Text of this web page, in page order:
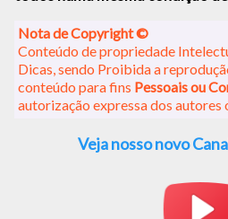
Nota de Copyright ©
Conteúdo de propriedade
Dicas, sendo Proibida a
conteúdo para fins Pessoais ou
autorização expressa dos autores
Veja nosso novo